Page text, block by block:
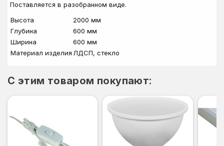
Поставляется в разобранном виде.
Высота
2000 мм
Глубина
600 мм
Ширина
600 мм
Материал изделия ЛДСП, стекло
C этим товаром покупают: